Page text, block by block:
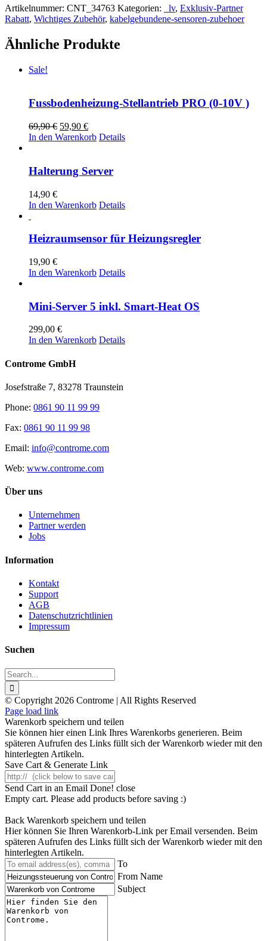
Artikelnummer: CNT_34763 Kategorien: _lv, Exklusiv-Partner
Rabatt, Wichtiges Zubehör, kabelgebundene-sensoren-zubehoer
Ähnliche Produkte
Sale!
Fussbodenheizung-Stellantrieb PRO (0-10V )
69,90€ Ursprünglicher
Preis
59,90 €Aktueller
Preis
In den Warenkorb Details
Halterung Server
14,90 €
In den Warenkorb Details
Heizraumsensor für Heizungsregler
19,90 €
In den Warenkorb Details
Mini-Server 5 inkl. Smart-Heat OS
299,00 €
In den Warenkorb Details
Controme GmbH
Josefstraße 7, 83278 Traunstein
Phone: 0861 90 11 99 99
Fax: 0861 90 11 99 98
Email: info@controme.com
Web: www.controme.com
Über uns
Unternehmen
Partner werden
Jobs
Information
Kontakt
Support
AGB
Datenschutzrichtlinien
Impressum
Suchen
Search
for:
© Copyright 2026 Controme | All Rights Reserved
Facebook
Instagram
YouTube
Xing
Page load link
Warenkorb speichern und teilen
Sie können hier einen Link Ihres Warenkorbs generieren. Beim
späteren Aufrufen des Links füllt sich der Warenkorb wieder mit den
hinterlegten Artikeln.
Save Cart & Generate Link
Send Cart in an Email Done! close
Empty cart. Please add products before saving :)
Back Warenkorb speichern und teilen
Hier können Sie Ihren Warenkorb-Link per Email versenden. Beim
späteren Aufrufen des Links füllt sich der Warenkorb wieder mit den
hinterlegten Artikeln.
To
From Name
Subject